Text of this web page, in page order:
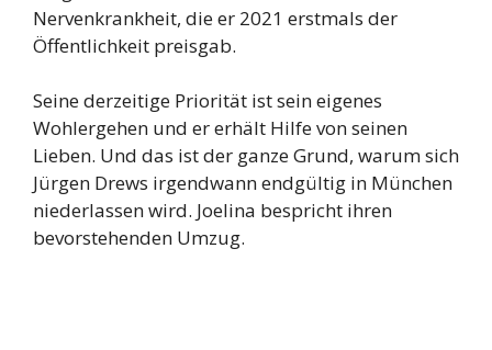
Nervenkrankheit, die er 2021 erstmals der
Öffentlichkeit preisgab.
Seine derzeitige Priorität ist sein eigenes
Wohlergehen und er erhält Hilfe von seinen
Lieben. Und das ist der ganze Grund, warum sich
Jürgen Drews irgendwann endgültig in München
niederlassen wird. Joelina bespricht ihren
bevorstehenden Umzug.